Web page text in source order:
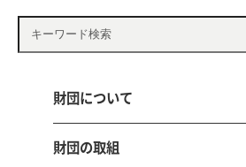
財団について
財団の取組
お問い合わせ